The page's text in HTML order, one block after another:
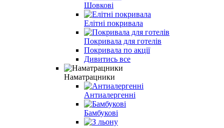
Шовкові
Елітні покривала
Покривала для готелів
Покривала по акції
Дивитись все
Наматрацники
Антиалергенні
Бамбукові